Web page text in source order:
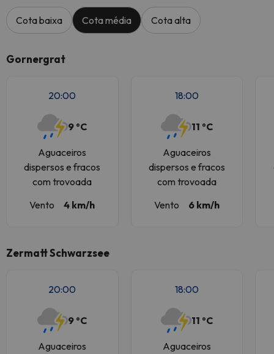
Cota baixa Cota média Cota alta
Gornergrat
20:00
9 ºC
Aguaceiros
dispersos e fracos
com trovoada
Vento
4 km/h
18:00
11 ºC
Aguaceiros
dispersos e fracos
com trovoada
Vento
6 km/h
Zermatt Schwarzsee
20:00
9 ºC
Aguaceiros
18:00
11 ºC
Aguaceiros